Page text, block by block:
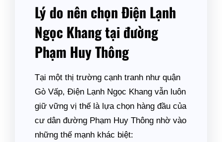
Lý do nên chọn Điện Lạnh
Ngọc Khang tại đường
Phạm Huy Thông
Tại một thị trường cạnh tranh như quận
Gò Vấp, Điện Lạnh Ngọc Khang vẫn luôn
giữ vững vị thế là lựa chọn hàng đầu của
cư dân đường Phạm Huy Thông nhờ vào
những thế mạnh khác biệt: